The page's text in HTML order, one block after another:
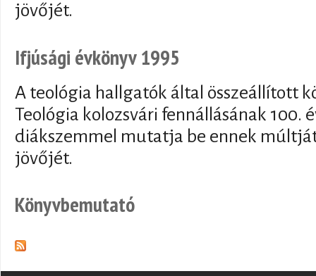
jövőjét.
Ifjúsági évkönyv 1995
A teológia hallgatók által összeállított
Teológia kolozsvári fennállásának 100.
diákszemmel mutatja be ennek
jövőjét.
Könyvbemutató